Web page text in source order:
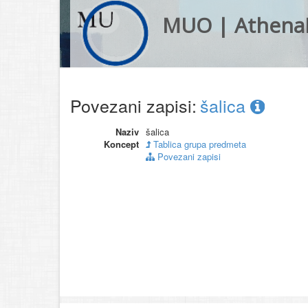
MUO |
Povezani zapisi: šalica
Naziv šalica
Koncept
Tablica grupa predmeta
Povezani zapisi